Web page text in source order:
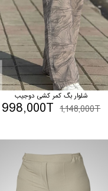
شلوار بگ کمر کشی دوجیب
1,148,000T
998,000T